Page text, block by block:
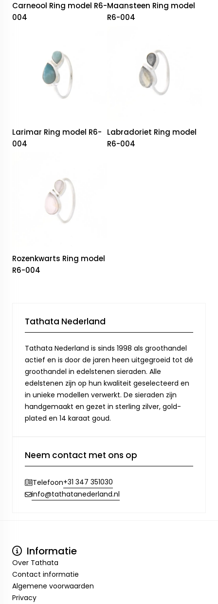
Carneool Ring model R6-
004
Maansteen Ring model
R6-004
Larimar Ring model R6-
004
Labradoriet Ring model
R6-004
Rozenkwarts Ring model
R6-004
Tathata Nederland
Tathata Nederland is sinds 1998 als groothandel
actief en is door de jaren heen uitgegroeid tot dé
groothandel in edelstenen sieraden. Alle
edelstenen zijn op hun kwaliteit geselecteerd en
in unieke modellen verwerkt. De sieraden zijn
handgemaakt en gezet in sterling zilver, gold-
plated en 14 karaat goud.
Neem contact met ons op
Telefoon+31 347 351030
info@tathatanederland.nl
Informatie
Over Tathata
Contact informatie
Algemene voorwaarden
Privacy